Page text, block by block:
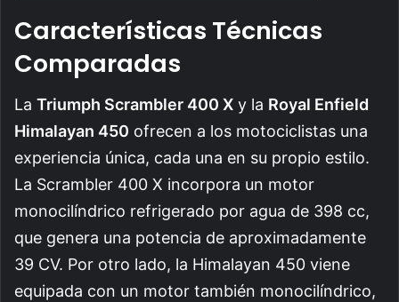
Características Técnicas
Comparadas
La Triumph Scrambler 400 X y la Royal Enfield
Himalayan 450 ofrecen a los motociclistas una
experiencia única, cada una en su propio estilo.
La Scrambler 400 X incorpora un motor
monocilíndrico refrigerado por agua de 398 cc,
que genera una potencia de aproximadamente
39 CV. Por otro lado, la Himalayan 450 viene
equipada con un motor también monocilíndrico,